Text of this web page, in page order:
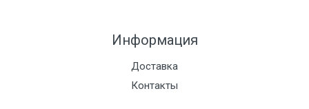
Информация
Доставка
Контакты